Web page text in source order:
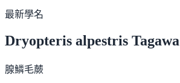
最新學名
Dryopteris alpestris Tagawa
腺鱗毛蕨